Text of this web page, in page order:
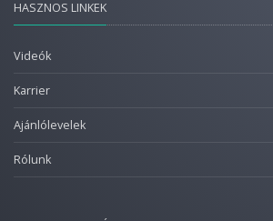
HASZNOS LINKEK
Videók
Karrier
Ajánlólevelek
Rólunk